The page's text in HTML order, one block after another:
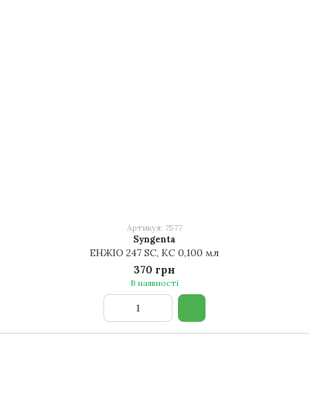
Артикул: 7577
Syngenta
ЕНЖІО 247 SC, КС 0,100 мл
370 грн
В наявності